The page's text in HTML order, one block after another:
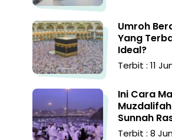
Umroh
Yang
Ideal?
Terbit : 11
Ini Cara
Sunnah
Terbit : 8